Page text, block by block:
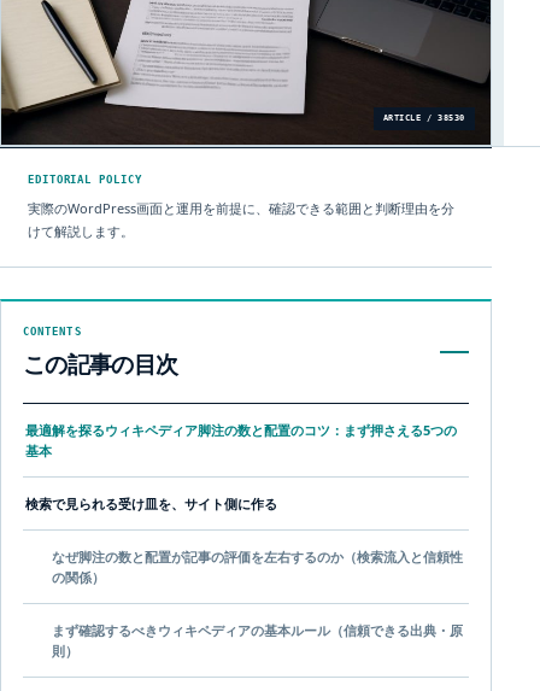
ARTICLE / 38530
EDITORIAL POLICY
実際のWordPress画面と運用を前提に、確認できる範囲と判断理由を分
けて解説します。
CONTENTS
この記事の目次
最適解を探るウィキペディア脚注の数と配置のコツ：まず押さえる5つの
基本
検索で見られる受け皿を、サイト側に作る
なぜ脚注の数と配置が記事の評価を左右するのか（検索流入と信頼性
の関係）
まず確認するべきウィキペディアの基本ルール（信頼できる出典・原
則）